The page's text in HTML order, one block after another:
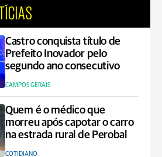
Castro conquista título de
Prefeito Inovador pelo
segundo ano consecutivo
CAMPOS GERAIS
Quem é o médico que
morreu após capotar o carro
na estrada rural de Perobal
COTIDIANO